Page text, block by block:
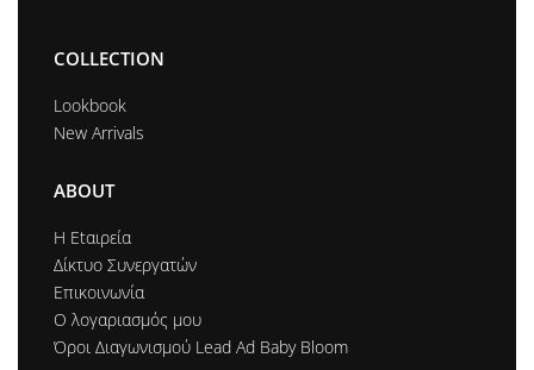
COLLECTION
Lookbook
New Arrivals
ABOUT
Η Εtαιρεία
Δίκτυο Συνεργατών
Επικοινωνία
Ο λογαριασμός μου
Όροι Διαγωνισμού Lead Ad Baby Bloom